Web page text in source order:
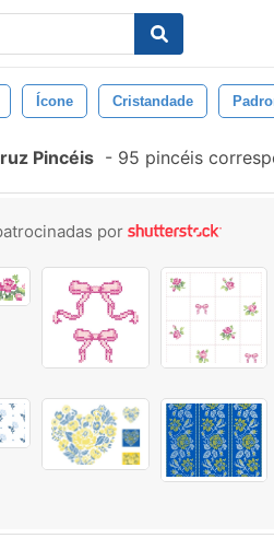
Ícone Cristandade
Pincéis - 95 pincéis
por